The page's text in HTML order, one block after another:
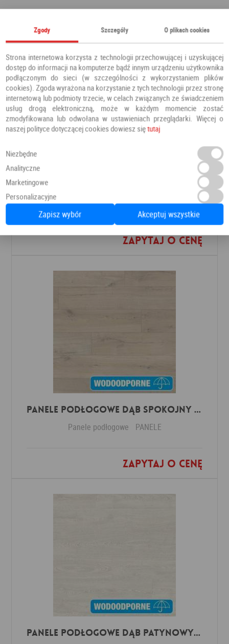
Panele Podłogowe Dab Patynowy Klasyczny Szary IMU3560 AC5 12 mm
Panele podłogowe PANELE
Zapytaj o cenę
Dodaj do ulubionych
Panele Podłogowe Dąb Spokojny Jasny IMU1854 AC5 12 mm
Panele podłogowe PANELE
Zapytaj o cenę
Dodaj do ulubionych
Panele Podłogowe Dąb Patynowy Klasyczny Jasny IMU3559 AC5 12 mm
Zgody Szczegóły O plikach cookies
Strona internetowa korzysta z technologii przechowującej i uzyskującej
dostęp do informacji na komputerze bądź innym urządzeniu użytkownika
podłączonym do sieci (w szczególności z wykorzystaniem plików
cookies). Zgoda wyrażona na korzystanie z tych technologii przez stronę
internetową lub podmioty trzecie, w celach związanych ze świadczeniem
usług drogą elektroniczną, może w każdym momencie zostać
zmodyfikowana lub odwołana w ustawieniach przeglądarki. Więcej o
naszej polityce dotyczącej cookies dowiesz siętutaj
Niezbędne
Analityczne
Marketingowe
Personalizacyjne
Zapisz wybór Akceptuj wszystkie